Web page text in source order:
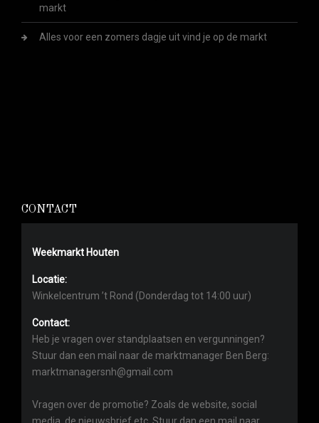
markt
Alles voor een zomers dagje uit vind je op de markt
CONTACT
Weekmarkt Houten
Locatie:
Winkelcentrum ’t Rond (Donderdag tot 14:00 uur)
Contact:
Heb je vragen over standplaatsen en vergunningen?
Stuur dan een mail naar de marktmanager Ben Berg:
marktmanagersnh@gmail.com
Vragen over de promotie? Zoals de website, social